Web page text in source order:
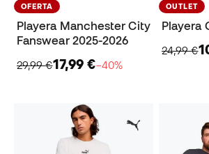
OFERTA
Playera Manchester City
Fanswear 2025-2026
29,99 €17,99 €−40%
OUTLET
Playera
24,99 €